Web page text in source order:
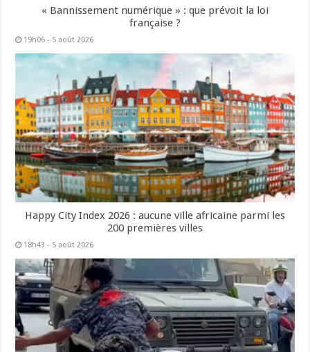
« Bannissement numérique » : que prévoit la loi
française ?
19h06 - 5 août 2026
Happy City Index 2026 : aucune ville africaine parmi les
200 premières villes
18h43 - 5 août 2026